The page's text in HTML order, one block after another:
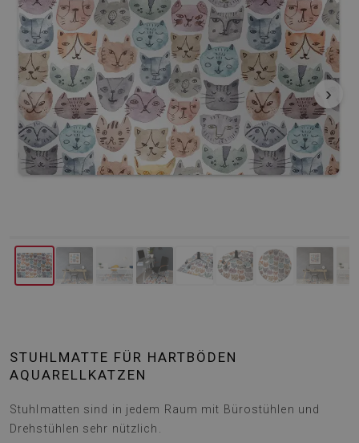
‹ ›
STUHLMATTE FÜR HARTBÖDEN
AQUARELLKATZEN
Stuhlmatten sind in jedem Raum mit Bürostühlen und
Drehstühlen sehr nützlich.